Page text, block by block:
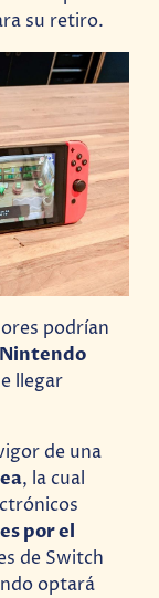
su retiro.
podrían
llegar
de una
, la cual
por el
de Switch
optará